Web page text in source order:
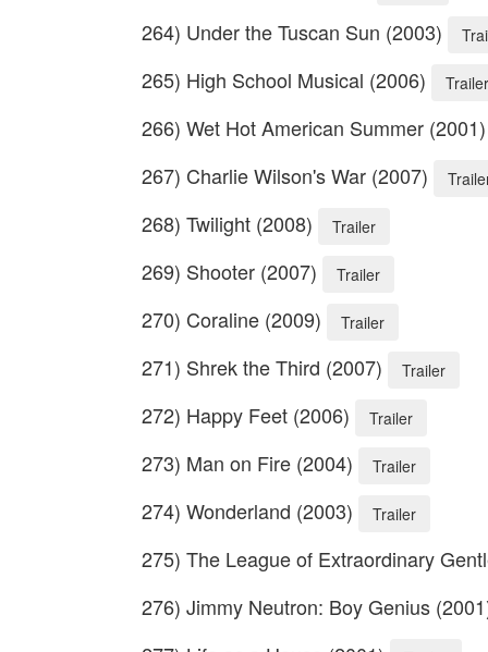
264) Under the Tuscan Sun (2003)
265) High School Musical (2006) Trailer
266) Wet Hot American Summer
267) Charlie Wilson's War (2007)
268) Twilight (2008) Trailer
269) Shooter (2007) Trailer
270) Coraline (2009) Trailer
271) Shrek the Third (2007) Trailer
272) Happy Feet (2006) Trailer
273) Man on Fire (2004) Trailer
274) Wonderland (2003) Trailer
275) The League of Extraordinary
276) Jimmy Neutron: Boy Genius